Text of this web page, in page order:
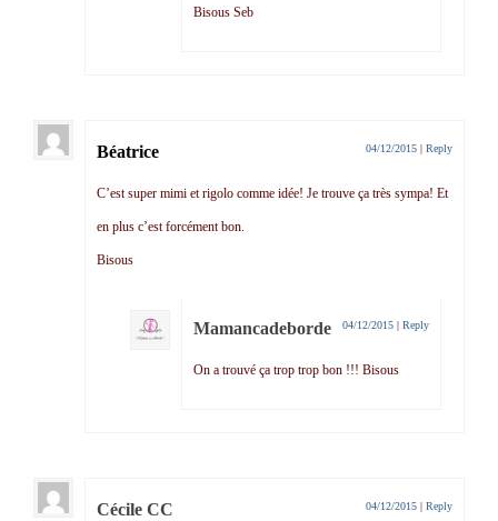
Bisous Seb
Béatrice 04/12/2015 | Reply
C’est super mimi et rigolo comme idée! Je trouve ça très sympa! Et
en plus c’est forcément bon.
Bisous
Mamancadeborde 04/12/2015 | Reply
On a trouvé ça trop trop bon !!! Bisous
Cécile CC 04/12/2015 | Reply